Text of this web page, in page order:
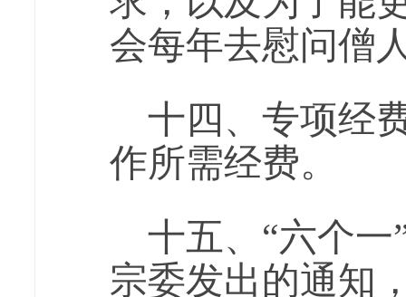
会每年去慰问僧
十四、专项经
作所需经费。
十五、“六个
宗委发出的通知